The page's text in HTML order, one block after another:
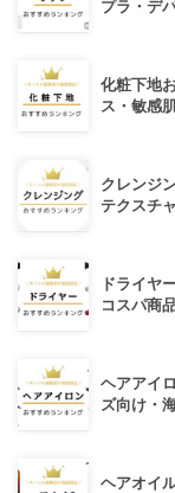
プラ・デ
化粧下地
ス・敏感
クレンジ
テクスチ
ドライヤ
コスパ商品
ヘアアイ
ズ向け・
ヘアオイ